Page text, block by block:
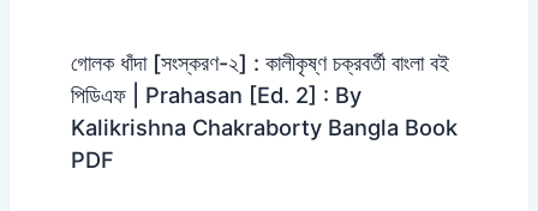
গোলক ধাঁদা [সংস্করণ-২] : কালীকৃষ্ণ চক্রবর্তী বাংলা বই
পিডিএফ | Prahasan [Ed. 2] : By
Kalikrishna Chakraborty Bangla Book
PDF